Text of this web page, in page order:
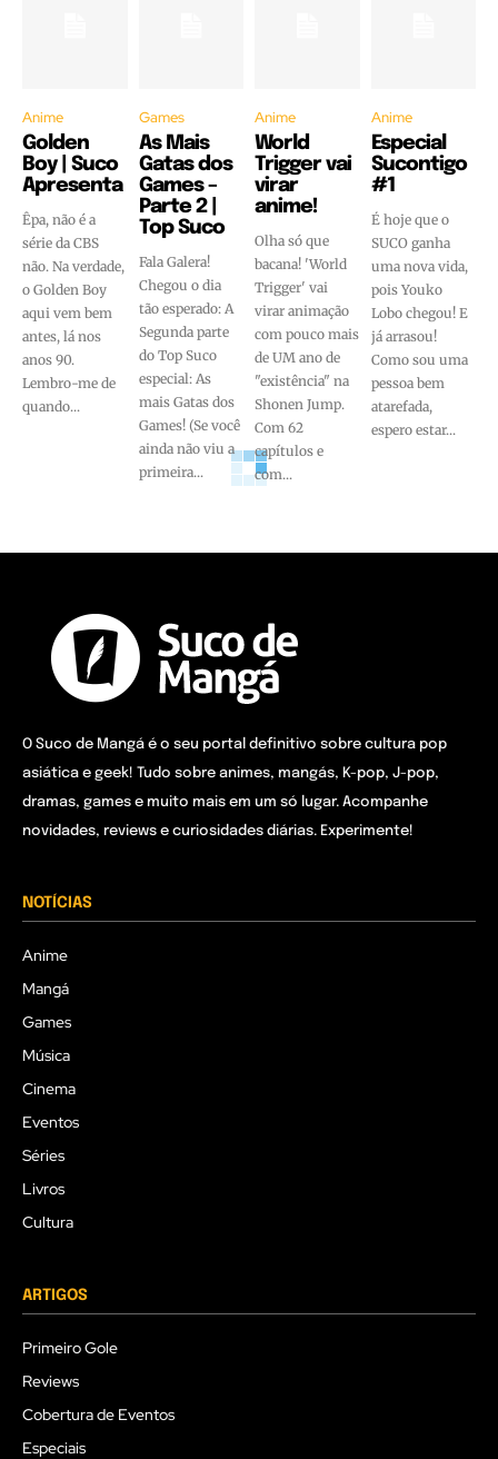
Anime
Golden
Boy | Suco
Apresenta
Êpa, não é a
série da CBS
não. Na verdade,
o Golden Boy
aqui vem bem
antes, lá nos
anos 90.
Lembro-me de
quando...
Games
As Mais
Gatas dos
Games –
Parte 2 |
Top Suco
Fala Galera!
Chegou o dia
tão esperado: A
Segunda parte
do Top Suco
especial: As
mais Gatas dos
Games! (Se você
ainda não viu a
primeira...
Anime
World
Trigger vai
virar
anime!
Olha só que
bacana! 'World
Trigger' vai
virar animação
com pouco mais
de UM ano de
"existência" na
Shonen Jump.
Com 62
capítulos e
com...
Anime
Especial
Sucontigo
#1
É hoje que o
SUCO ganha
uma nova vida,
pois Youko
Lobo chegou! E
já arrasou!
Como sou uma
pessoa bem
atarefada,
espero estar...
O Suco de Mangá é o seu portal definitivo sobre cultura pop
asiática e geek! Tudo sobre animes, mangás, K-pop, J-pop,
dramas, games e muito mais em um só lugar. Acompanhe
novidades, reviews e curiosidades diárias. Experimente!
NOTÍCIAS
Anime
Mangá
Games
Música
Cinema
Eventos
Séries
Livros
Cultura
ARTIGOS
Primeiro Gole
Reviews
Cobertura de Eventos
Especiais